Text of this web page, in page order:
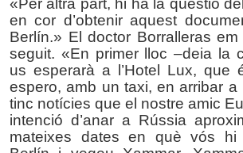
«Per altra part, hi ha la qüestió
en cor d’obtenir aquest
Berlín.» El doctor Borralleras
seguit. «En primer lloc –deia la
us esperarà a l’Hotel Lux, que
espero, amb un taxi, en arribar a
tinc notícies que el nostre amic
intenció d’anar a Rússia
mateixes dates en què vós hi